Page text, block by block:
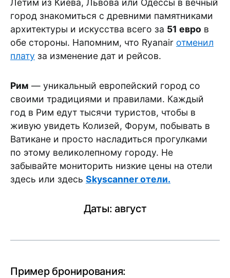
Летим из Киева, Львова или Одессы в вечный
город знакомиться с древними памятниками
архитектуры и искусства всего за 51 евро в
обе стороны. Напомним, что Ryanair отменил
плату за изменение дат и рейсов.
Рим — уникальный европейский город со
своими традициями и правилами. Каждый
год в Рим едут тысячи туристов, чтобы в
живую увидеть Колизей, Форум, побывать в
Ватикане и просто насладиться прогулками
по этому великолепному городу. Не
забывайте мониторить низкие цены на отели
здесь или здесь Skyscanner отели.
Даты: август
Пример бронирования: